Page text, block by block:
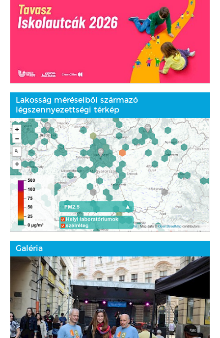
Lakosság méréseiből származó
légszennyezettségi térkép
Galéria